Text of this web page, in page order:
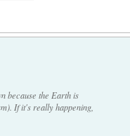
because the Earth is
If it's really happening,